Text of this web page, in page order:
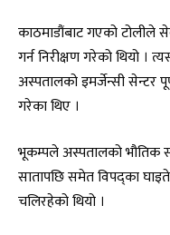
काठमाडौंबाट गएको टोलीले
गर्न निरीक्षण गरेको थियो ।
अस्पतालको इमर्जेन्सी सेन्टर
गरेका थिए ।
भूकम्पले अस्पतालको भौतिक
सातापछि समेत विपद्का
चलिरहेको थियो ।